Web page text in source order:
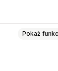
Pokaż